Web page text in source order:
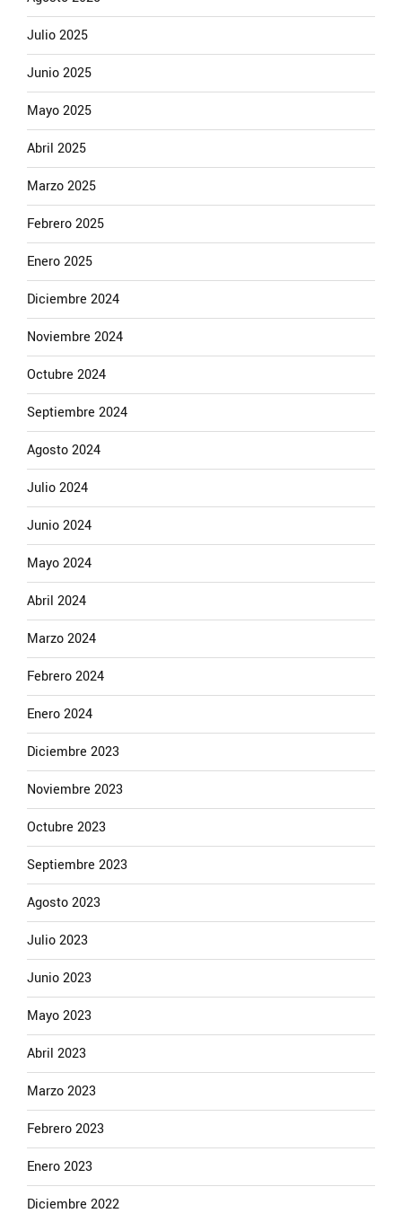
Julio 2025
Junio 2025
Mayo 2025
Abril 2025
Marzo 2025
Febrero 2025
Enero 2025
Diciembre 2024
Noviembre 2024
Octubre 2024
Septiembre 2024
Agosto 2024
Julio 2024
Junio 2024
Mayo 2024
Abril 2024
Marzo 2024
Febrero 2024
Enero 2024
Diciembre 2023
Noviembre 2023
Octubre 2023
Septiembre 2023
Agosto 2023
Julio 2023
Junio 2023
Mayo 2023
Abril 2023
Marzo 2023
Febrero 2023
Enero 2023
Diciembre 2022